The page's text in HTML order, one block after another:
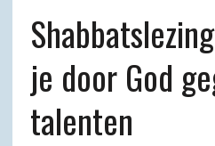
je door God
talenten